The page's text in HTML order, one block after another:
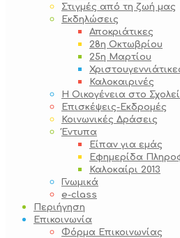
Στιγμές από τη ζωή μας
Εκδηλώσεις
Αποκριάτικες
28η Οκτωβρίου
25η Μαρτίου
Καλοκαιρινές
Η Οικογένεια στο
Επισκέψεις-Εκδρομές
Κοινωνικές Δράσεις
Έντυπα
Είπαν για εμάς
Εφημερίδα
Καλοκαίρι 2013
Γνωμικά
e-class
Περιήγηση
Επικοινωνία
Φόρμα Επικοινωνίας